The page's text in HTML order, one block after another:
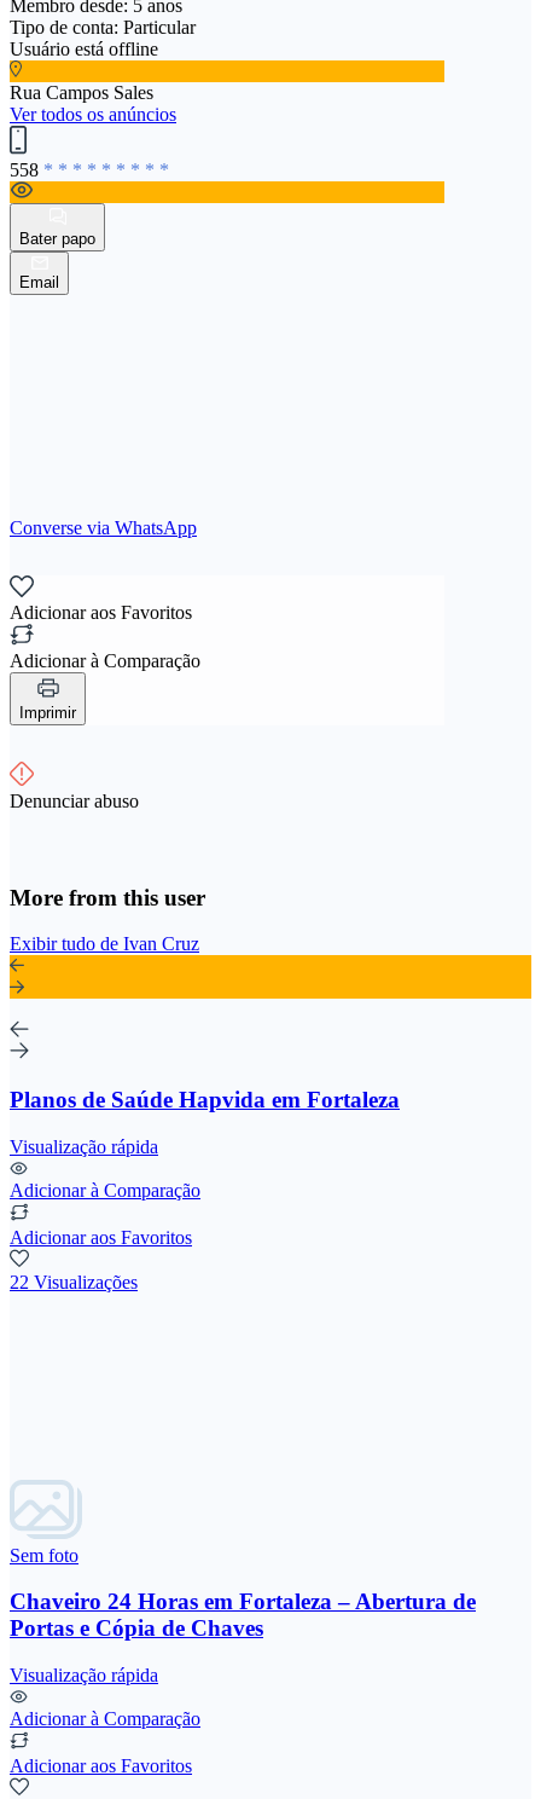
Membro desde: 5 anos
Tipo de conta: Particular
Usuário está offline
Rua Campos Sales
Ver todos os anúncios
558 * * * * * * * * *
Bater papo
Email
Converse via WhatsApp
Adicionar aos Favoritos
Adicionar à Comparação
Imprimir
Denunciar abuso
More from this user
Exibir tudo de Ivan Cruz
Planos de Saúde Hapvida em Fortaleza
Visualização rápida
Adicionar à Comparação
Adicionar aos Favoritos
22 Visualizações
Sem foto
Chaveiro 24 Horas em Fortaleza – Abertura de
Portas e Cópia de Chaves
Visualização rápida
Adicionar à Comparação
Adicionar aos Favoritos